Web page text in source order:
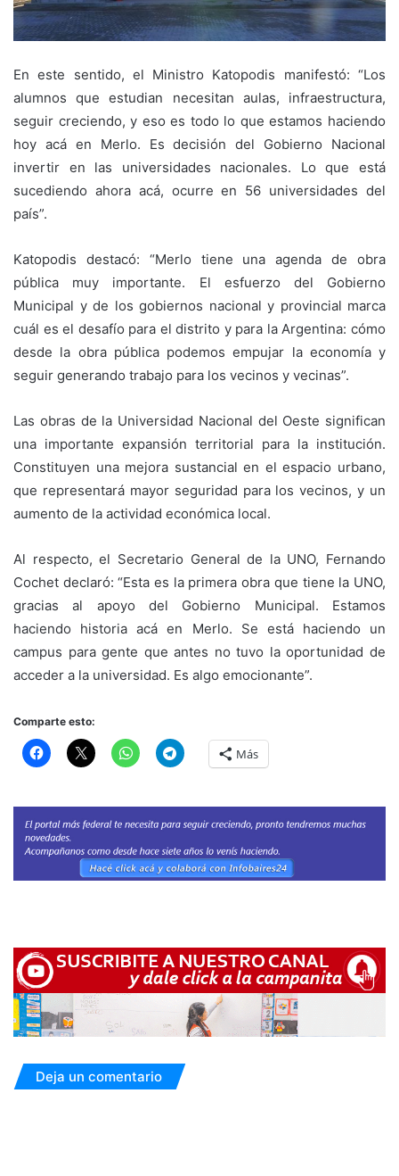
En este sentido, el Ministro Katopodis manifestó: “Los
alumnos que estudian necesitan aulas, infraestructura,
seguir creciendo, y eso es todo lo que estamos haciendo
hoy acá en Merlo. Es decisión del Gobierno Nacional
invertir en las universidades nacionales. Lo que está
sucediendo ahora acá, ocurre en 56 universidades del
país”.
Katopodis destacó: “Merlo tiene una agenda de obra
pública muy importante. El esfuerzo del Gobierno
Municipal y de los gobiernos nacional y provincial marca
cuál es el desafío para el distrito y para la Argentina: cómo
desde la obra pública podemos empujar la economía y
seguir generando trabajo para los vecinos y vecinas”.
Las obras de la Universidad Nacional del Oeste significan
una importante expansión territorial para la institución.
Constituyen una mejora sustancial en el espacio urbano,
que representará mayor seguridad para los vecinos, y un
aumento de la actividad económica local.
Al respecto, el Secretario General de la UNO, Fernando
Cochet declaró: “Esta es la primera obra que tiene la UNO,
gracias al apoyo del Gobierno Municipal. Estamos
haciendo historia acá en Merlo. Se está haciendo un
campus para gente que antes no tuvo la oportunidad de
acceder a la universidad. Es algo emocionante”.
Comparte esto:
Más
Deja un comentario